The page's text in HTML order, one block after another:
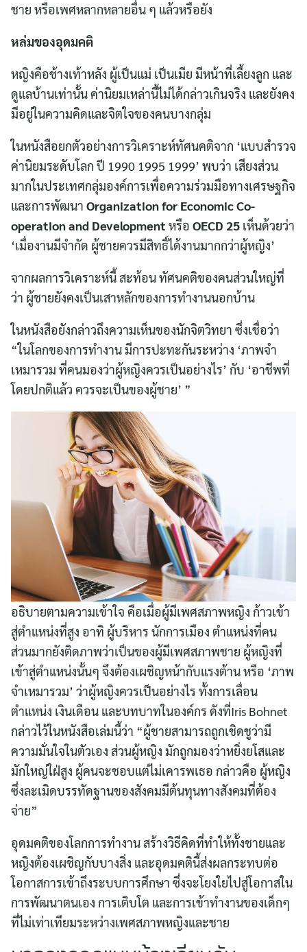
ชาย หรือเพศหลากหลายอื่น ๆ แล้วหรือยัง
หล่มของอุดมคติ
หญิงคือช้างเท้าหลัง ผู้เป็นแม่ เป็นเมีย มีหน้าที่เลี้ยงลูก และ
ดูแลบ้านเท่านั้น ค่านิยมเหล่านี้ไม่ได้กล่าวเกินจริง และยังคง
มีอยู่ในความคิดและจิตใจของคนบางกลุ่ม
ในหนังสือยกตัวอย่างการวิเคราะห์ทัศนคติจาก ‘แบบสำรวจ
ค่านิยมระดับโลก ปี 1990 1995 1999’ พบว่า เสียงส่วน
มากในประเทศกลุ่มองค์การเพื่อความร่วมมือทางเศรษฐกิจ
และการพัฒนา Organization for Economic Co-
operation and Development หรือ OECD 25 เห็นด้วยว่า
‘เมื่องานมีจำกัด ผู้ชายควรมีสิทธิ์ได้งานมากกว่าผู้หญิง’
จากผลการวิเคราะห์นี้ สะท้อน ทัศนคติของคนส่วนใหญ่ที่
ว่า ผู้ชายยังคงเป็นเสาหลักของการทำงานนอกบ้าน
ในหนังสือยังกล่าวถึงความเห็นของนักจิตวิทยา ซึ่งเชื่อว่า
“ในโลกของการทำงาน มีการปะทะกันระหว่าง ‘ภาพจำ
เหมารวม ที่คนมองว่าผู้หญิงควรเป็นอย่างไร’ กับ ‘อาชีพที่
โดยปกติแล้ว ควรจะเป็นของผู้ชาย’ ”
อธิบายตามความเข้าใจ คือเมื่อผู้มีเพศสภาพหญิง ก้าวเข้า
สู่ตำแหน่งที่สูง อาทิ ผู้บริหาร นักการเมือง ตำแหน่งที่คน
ส่วนมากยังติดภาพว่าเป็นของผู้มีเพศสภาพชาย ผู้หญิงที่
เข้าสู่ตำแหน่งนั้นๆ จึงต้องเผชิญหน้ากับแรงต้าน หรือ ‘ภาพ
จำเหมารวม’ ว่าผู้หญิงควรเป็นอย่างไร ทั้งการเลื่อน
ตำแหน่ง เงินเดือน และบทบาทในองค์กร ดังที่Iris Bohnet
กล่าวไว้ในหนังสือเล่มนี้ว่า “ผู้ชายสามารถถูกเชิดชูว่ามี
ความมั่นใจในตัวเอง ส่วนผู้หญิง มักถูกมองว่าหยิ่งยโสและ
มักใหญ่ใฝ่สูง ผู้คนจะชอบแต่ไม่เคารพเธอ กล่าวคือ ผู้หญิง
ซึ่งละเมิดบรรทัดฐานของสังคมมีต้นทุนทางสังคมที่ต้อง
จ่าย”
อุดมคติของโลกการทำงาน สร้างวิธีคิดที่ทำให้ทั้งชายและ
หญิงต้องเผชิญกับบางสิ่ง และอุดมคตินี้ส่งผลกระทบต่อ
โอกาสการเข้าถึงระบบการศึกษา ซึ่งจะโยงใยไปสู่โอกาสใน
การพัฒนาตนเอง การเติบโต และการเข้าทำงานของเด็กๆ
ที่ไม่เท่าเทียมระหว่างเพศสภาพหญิงและชาย